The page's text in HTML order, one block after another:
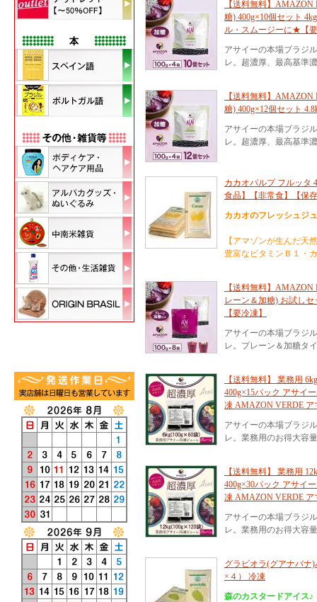
【送料無料】
糖) 400g×10個セット
ル・スムージーに★【
アサイーの本場ブラジ
レ。超濃厚、最高基準
【送料無料】
糖) 400g×12個セット
アサイーの本場ブラジ
レ。超濃厚、最高基準
カカオパルプ フルッタ
食品】【非常食】【保
カカオのフレッシュジ
【アマゾンが生んだ天
豊富なビタミンＢ１・
【送料無料】
レーン＆加糖) お試しセ
【要冷凍】
アサイーの本場ブラジ
レ。プレーン＆加糖タ
【送料無料】 業務用
400g×15パック アサイ
凍 AMAZON VERDE ア
アサイーの本場ブラジ
レ。業務用のお得大容
【送料無料】 業務用
400g×30パック アサイ
凍 AMAZON VERDE ア
アサイーの本場ブラジ
レ。業務用のお得大容
グラビオラ(グアナバナ
×４） 冷凍
森のカスタードアイス♪